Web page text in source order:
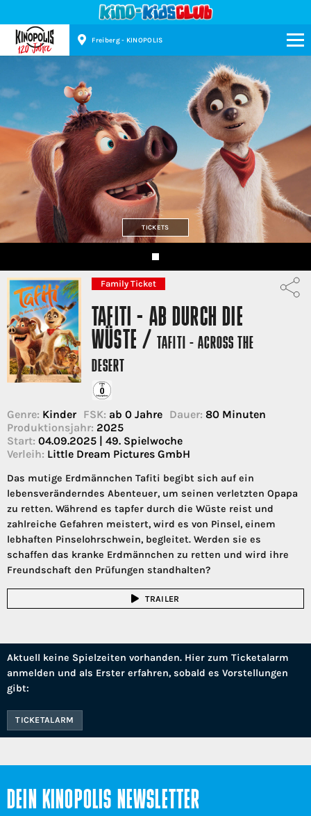
Kinopolis
Freiberg - KINOPOLIS
TICKETS
Family Ticket
TAFITI - AB DURCH DIE
WÜSTE /TAFITI - ACROSS THE
DESERT
Genre: Kinder FSK: ab 0 Jahre Dauer: 80 Minuten
Produktionsjahr: 2025
Start: 04.09.2025 | 49. Spielwoche
Verleih: Little Dream Pictures GmbH
Das mutige Erdmännchen Tafiti begibt sich auf ein
lebensveränderndes Abenteuer, um seinen verletzten Opapa
zu retten. Während es tapfer durch die Wüste reist und
zahlreiche Gefahren meistert, wird es von Pinsel, einem
lebhaften Pinselohrschwein, begleitet. Werden sie es
schaffen das kranke Erdmännchen zu retten und wird ihre
Freundschaft den Prüfungen standhalten?
TRAILER
Aktuell keine Spielzeiten vorhanden. Hier zum Ticketalarm
anmelden und als Erster erfahren, sobald es Vorstellungen
gibt:
TICKETALARM
DEIN KINOPOLIS NEWSLETTER